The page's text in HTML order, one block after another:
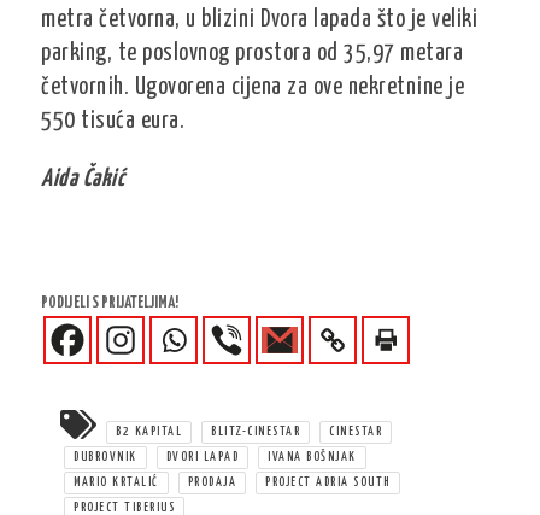
metra četvorna, u blizini Dvora lapada što je veliki
parking, te poslovnog prostora od 35,97 metara
četvornih. Ugovorena cijena za ove nekretnine je
550 tisuća eura.
Aida Čakić
PODIJELI S PRIJATELJIMA!
B2 KAPITAL BLITZ-CINESTAR CINESTAR
DUBROVNIK DVORI LAPAD IVANA BOŠNJAK
MARIO KRTALIĆ PRODAJA PROJECT ADRIA SOUTH
PROJECT TIBERIUS